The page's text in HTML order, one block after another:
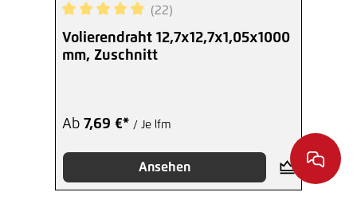
Durchschnittliche Bewertung von 4.95 von 5
(22)
Volierendraht 12,7x12,7x1,05x1000
mm, Zuschnitt
Ab 7,69 €* / Je lfm
Ansehen